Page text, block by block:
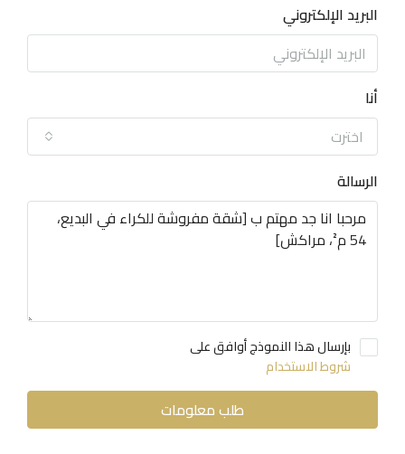
البريد الإلكتروني
أنا
اخترت
الرسالة
بإرسال هذا النموذج أوافق على
شروط الاستخدام
طلب معلومات